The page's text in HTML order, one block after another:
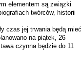
elementem są związki
twórców, historii
czas jej trwania będą mieć
na piątek, 26
czynna będzie do 11